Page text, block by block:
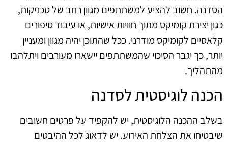
הסדנה. חשוב להציע למשתתפים מגוון רחב של טכניקות,
כגון יצירת קומיקס מתוך חוויות אישיות, או עיבוד סיפורים
קלאסיים לקומיקס מודרני. ככל שהתוכן יהיה מגוון ומעניין
יותר, כך יגבר הסיכוי שהמשתתפים יישארו מעורבים ויתלהבו
מהתהליך.
הכנה לוגיסטית לסדנה
בשלב ההכנה הלוגיסטית, יש להקפיד על פרטים חשובים
שיבטיחו את הצלחת האירוע. יש לדאוג לכל ההיבטים